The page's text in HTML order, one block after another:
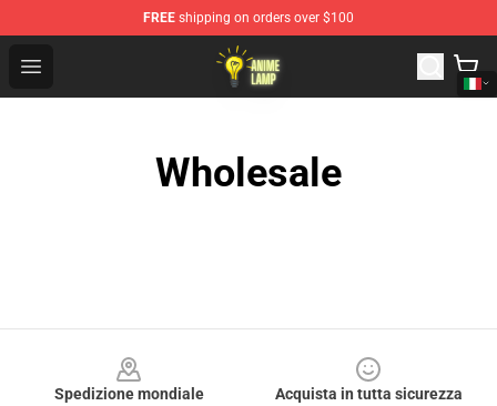
FREE shipping on orders over $100
Open menu
Anime Lamp Shop - The Best Store of Anime Lamp
Wholesale
Spedizione mondiale
Acquista in tutta sicurezza